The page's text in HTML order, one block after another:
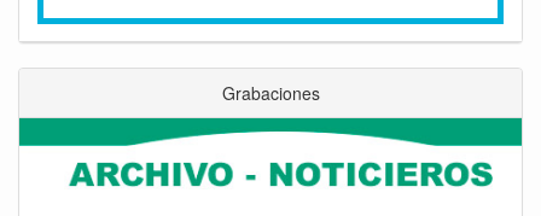
Grabaciones